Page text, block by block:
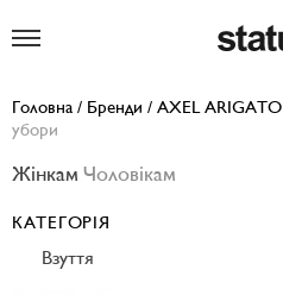
Головна / Бренди / AXEL ARIGATO
убори
Жінкам Чоловікам
КАТЕГОРІЯ
Взуття